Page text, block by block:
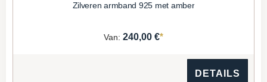
Zilveren armband 925 met amber
Van: 240,00 €*
DETAILS